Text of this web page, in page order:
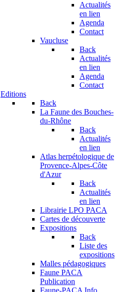
Actualités
en lien
Agenda
Contact
Vaucluse
Back
Actualités
en lien
Agenda
Contact
Editions
Back
La Faune des Bouches-
du-Rhône
Back
Actualités
en lien
Atlas herpétologique de
Provence-Alpes-Côte
d'Azur
Back
Actualités
en lien
Librairie LPO PACA
Cartes de découverte
Expositions
Back
Liste des
expositions
Malles pédagogiques
Faune PACA
Publication
Faune-PACA Info